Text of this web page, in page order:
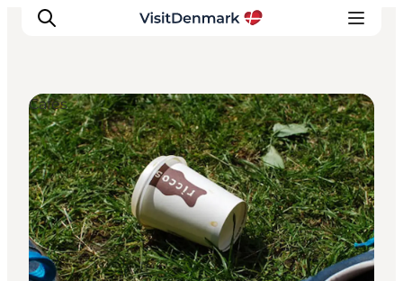
Inspiration
Regionen
Erlebnisse
Unterkünfte
Reiseplanung
Cafés